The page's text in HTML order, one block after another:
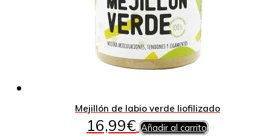
Mejillón de labio verde liofilizado
16,99€ Añadir al carrito